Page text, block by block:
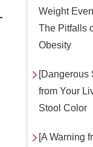
Weight
The Pitfalls
Obesity
[Dangerous
from Your
Stool Color
[A Warning